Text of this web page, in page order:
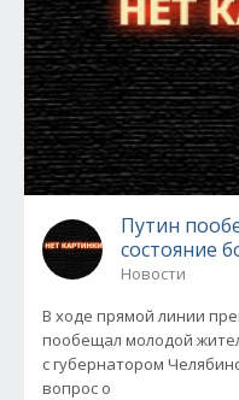
Путин
состояние
Новости
В ходе прямой линии
пообещал молодой
с губернатором
вопрос о